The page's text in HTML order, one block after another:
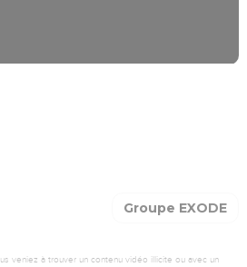
Groupe EXODE
veniez à trouver un contenu vidéo illicite ou avec un